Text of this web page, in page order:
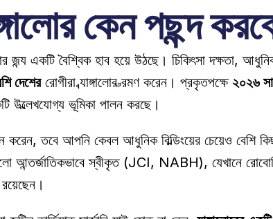
কেন পছন্দ
জন্য একটি বৈশ্বিক হাব হয়ে উঠছে। চিকিৎসা দক্ষতা,
দেশের রোগীরা ব্যাঙ্গালোর ভ্রমণ করেন। প্রকৃতপক্ষে ২০২৬
উল্লেখযোগ্য ভূমিকা পালন করছে।
করেন, তবে আপনি কেবল আধুনিক বিল্ডিংয়ের চেয়েও বেশি
স্বীকৃত (JCI, NABH), যেখানে রোবোটিক
রয়েছেন।